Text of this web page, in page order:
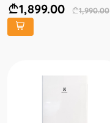
1,899.00 1,990.00